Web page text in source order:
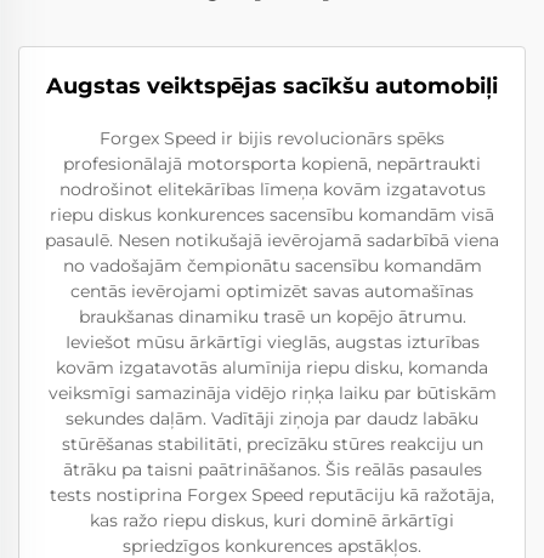
Augstas veiktspējas sacīkšu automobiļi
Forgex Speed ir bijis revolucionārs spēks
profesionālajā motorsporta kopienā, nepārtraukti
nodrošinot elitekārības līmeņa kovām izgatavotus
riepu diskus konkurences sacensību komandām visā
pasaulē. Nesen notikušajā ievērojamā sadarbībā viena
no vadošajām čempionātu sacensību komandām
centās ievērojami optimizēt savas automašīnas
braukšanas dinamiku trasē un kopējo ātrumu.
Ieviešot mūsu ārkārtīgi vieglās, augstas izturības
kovām izgatavotās alumīnija riepu disku, komanda
veiksmīgi samazināja vidējo riņķa laiku par būtiskām
sekundes daļām. Vadītāji ziņoja par daudz labāku
stūrēšanas stabilitāti, precīzāku stūres reakciju un
ātrāku pa taisni paātrināšanos. Šis reālās pasaules
tests nostiprina Forgex Speed reputāciju kā ražotāja,
kas ražo riepu diskus, kuri dominē ārkārtīgi
spriedzīgos konkurences apstākļos.